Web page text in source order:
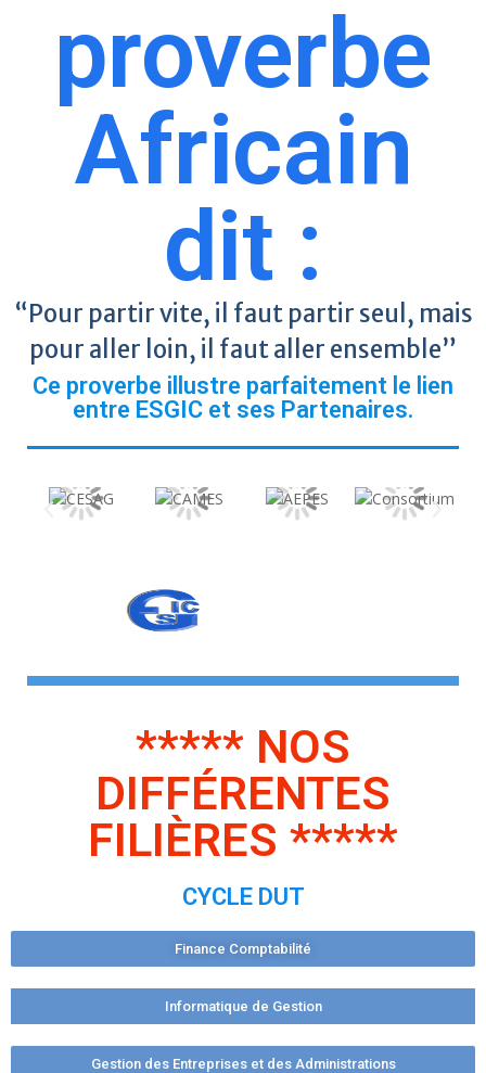
proverbe
Africain
dit :
“Pour partir vite, il faut partir seul, mais
pour aller loin, il faut aller ensemble”
Ce proverbe illustre parfaitement le lien
entre ESGIC et ses Partenaires.
***** NOS
DIFFÉRENTES
FILIÈRES *****
CYCLE DUT
Finance Comptabilité
Informatique de Gestion
Gestion des Entreprises et des Administrations